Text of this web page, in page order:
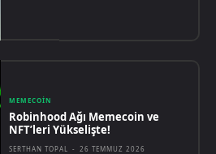
MEMECOIN
Robinhood Ağı Memecoin ve
NFT’leri Yükselişte!
SERTHAN TOPAL - 26 TEMMUZ 2026